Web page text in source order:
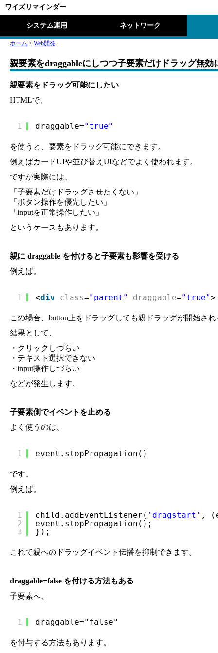
ワイズリマインダー
システム運用 ネットワーク
ホーム > Web開発
親要素をdraggableにしつつ子要素だけドラッグ無
親要素をドラッグ可能にしたい
HTMLで、
1 draggable="true"
を使うと、要素をドラッグ可能にできます。
例えばカードUIや並び替えUIなどでよく使われます。
ですが実際には、
「子要素だけドラッグさせたくない」
「ボタン操作を優先したい」
「inputを正常操作したい」
というケースもあります。
親に draggable を付けると子要素も影響を受ける
例えば。
1 <div class="parent" draggable="true">
この場合、button上をドラッグしても親ドラッグが開始され
結果として、
・クリックしづらい
・テキスト選択できない
・input操作しづらい
などが発生します。
子要素側でイベントを止める
よく使うのは、
1 event.stopPropagation()
です。
例えば。
1
2
3
child.addEventListener( 'dragstart' ,
event.stopPropagation();
});
これで親へのドラッグイベント伝播を抑制できます。
draggable=false を付ける方法もある
子要素へ、
1 draggable="false"
を付与する方法もあります。